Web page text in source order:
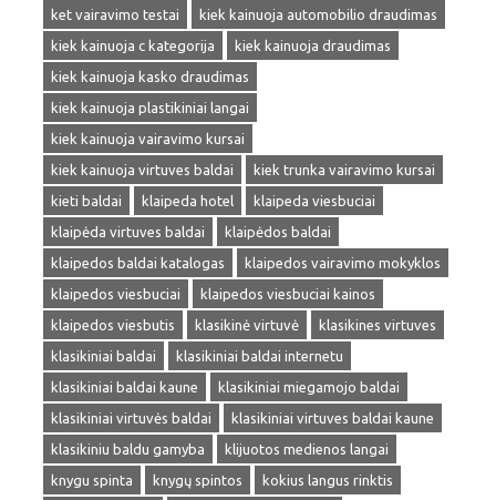
ket vairavimo testai
kiek kainuoja automobilio draudimas
kiek kainuoja c kategorija
kiek kainuoja draudimas
kiek kainuoja kasko draudimas
kiek kainuoja plastikiniai langai
kiek kainuoja vairavimo kursai
kiek kainuoja virtuves baldai
kiek trunka vairavimo kursai
kieti baldai
klaipeda hotel
klaipeda viesbuciai
klaipėda virtuves baldai
klaipėdos baldai
klaipedos baldai katalogas
klaipedos vairavimo mokyklos
klaipedos viesbuciai
klaipedos viesbuciai kainos
klaipedos viesbutis
klasikinė virtuvė
klasikines virtuves
klasikiniai baldai
klasikiniai baldai internetu
klasikiniai baldai kaune
klasikiniai miegamojo baldai
klasikiniai virtuvės baldai
klasikiniai virtuves baldai kaune
klasikiniu baldu gamyba
klijuotos medienos langai
knygu spinta
knygų spintos
kokius langus rinktis